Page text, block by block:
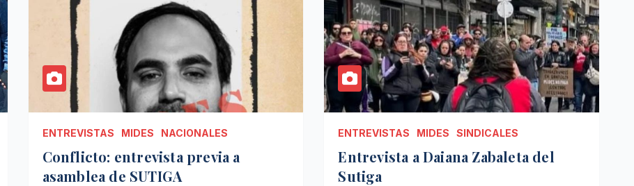
ENTREVISTAS MIDES NACIONALES
Conflicto: entrevista previa a
asamblea de SUTIGA
ENTREVISTAS MIDES SINDICALES
Entrevista a Daiana Zabaleta del
Sutiga